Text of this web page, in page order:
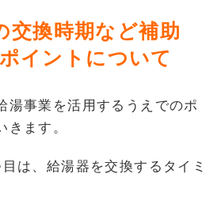
換時期など補助
イントについて
湯事業を活用するうえでのポ
きます。
は、給湯器を交換するタイミ